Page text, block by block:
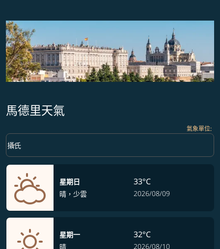
馬德里天氣
氣象單位:
Weather unit option 攝氏 Selected
攝氏
keyboard_arrow_down
星期日
晴，少雲
33°C
2026/08/09
星期一
晴
32°C
2026/08/10